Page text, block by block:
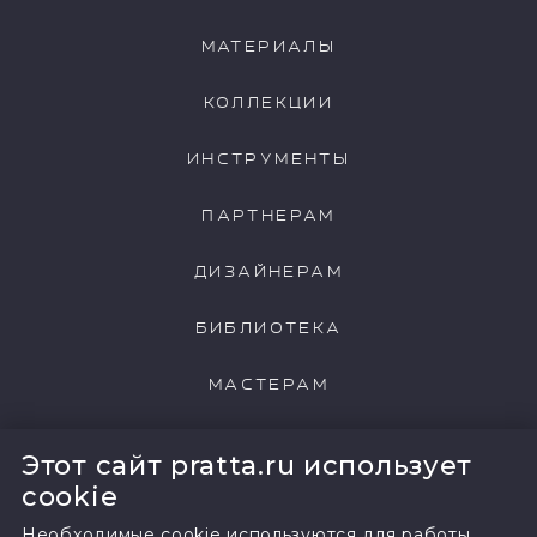
Этот сайт pratta.ru использует
cookie
182-bone-china-blue-pale-manu
МАТЕРИАЛЫ
КОЛЛЕКЦИИ
ИНСТРУМЕНТЫ
ПАРТНЕРАМ
ДИЗАЙНЕРАМ
БИБЛИОТЕКА
МАСТЕРАМ